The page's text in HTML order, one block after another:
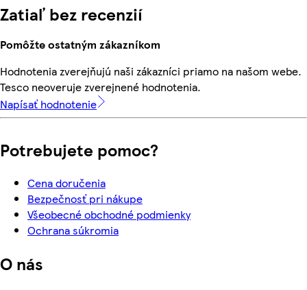
Zatiaľ bez recenzií
Pomôžte ostatným zákazníkom
Hodnotenia zverejňujú naši zákazníci priamo na našom webe.
Tesco neoveruje zverejnené hodnotenia.
Napísať hodnotenie
Potrebujete pomoc?
Cena doručenia
Bezpečnosť pri nákupe
Všeobecné obchodné podmienky
Ochrana súkromia
O nás